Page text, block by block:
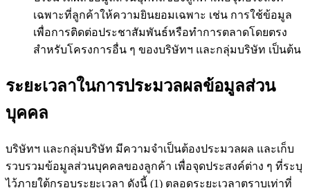
เฉพาะที่ลูกค้าให้ความยินยอมเฉพาะ เช่น การใช้ข้อมูล
เพื่อการติดต่อประชาสัมพันธ์หรือทำการตลาดโดยตรง
สำหรับโครงการอื่น ๆ ของบริษัทฯ และกลุ่มบริษัท เป็นต้น
ระยะเวลาในการประมวลผลข้อมูลส่วน
บุคคล
บริษัทฯ และกลุ่มบริษัท มีความจำเป็นต้องประมวลผล และเก็บ
รวบรวมข้อมูลส่วนบุคคลของลูกค้า เพื่อจุดประสงค์ต่าง ๆ ที่ระบุ
ไว้ภายใต้กรอบระยะเวลา ดังนี้ (1) ตลอดระยะเวลาตราบเท่าที่